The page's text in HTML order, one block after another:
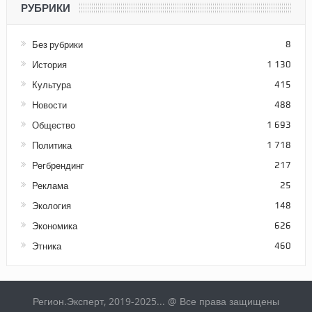
РУБРИКИ
Без рубрики 8
История 1 130
Культура 415
Новости 488
Общество 1 693
Политика 1 718
Регбрендинг 217
Реклама 25
Экология 148
Экономика 626
Этника 460
Регион.Эксперт, 2019-2025... @ Все права защищены